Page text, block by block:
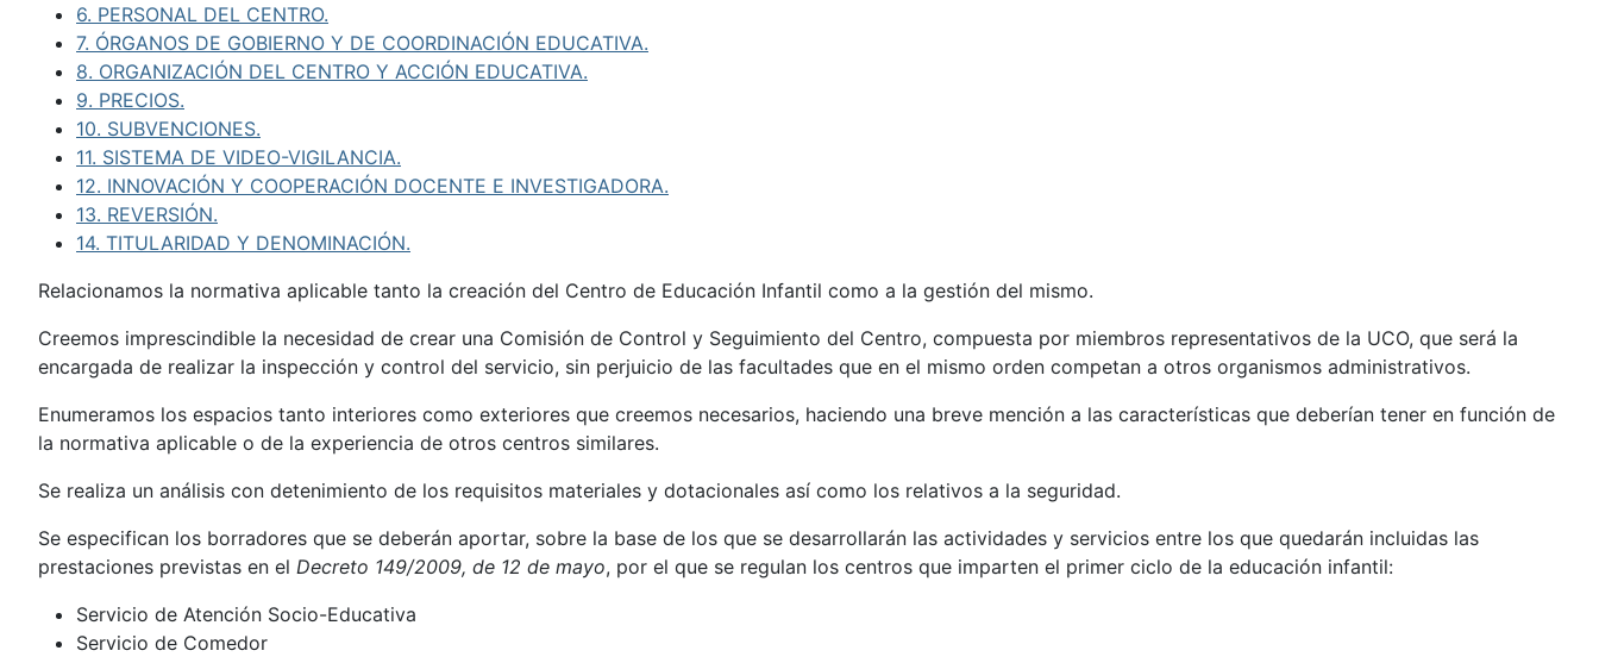
6. PERSONAL DEL CENTRO.
7. ÓRGANOS DE GOBIERNO Y DE COORDINACIÓN EDUCATIVA.
8. ORGANIZACIÓN DEL CENTRO Y ACCIÓN EDUCATIVA.
9. PRECIOS.
10. SUBVENCIONES.
11. SISTEMA DE VIDEO-VIGILANCIA.
12. INNOVACIÓN Y COOPERACIÓN DOCENTE E INVESTIGADORA.
13. REVERSIÓN.
14. TITULARIDAD Y DENOMINACIÓN.
Relacionamos la normativa aplicable tanto la creación del Centro de Educación Infantil como a la gestión del mismo.
Creemos imprescindible la necesidad de crear una Comisión de Control y Seguimiento del Centro, compuesta por miembros representativos de la UCO, que será la
encargada de realizar la inspección y control del servicio, sin perjuicio de las facultades que en el mismo orden competan a otros organismos administrativos.
Enumeramos los espacios tanto interiores como exteriores que creemos necesarios, haciendo una breve mención a las características que deberían tener en función de
la normativa aplicable o de la experiencia de otros centros similares.
Se realiza un análisis con detenimiento de los requisitos materiales y dotacionales así como los relativos a la seguridad.
Se especifican los borradores que se deberán aportar, sobre la base de los que se desarrollarán las actividades y servicios entre los que quedarán incluidas las
prestaciones previstas en el Decreto 149/2009, de 12 de mayo, por el que se regulan los centros que imparten el primer ciclo de la educación infantil:
Servicio de Atención Socio-Educativa
Servicio de Comedor